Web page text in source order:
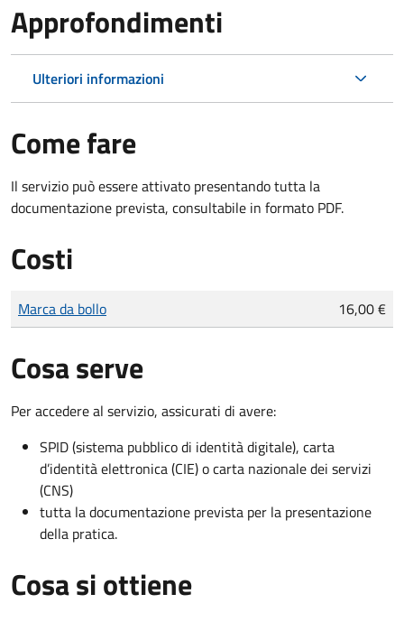
Approfondimenti
Ulteriori informazioni
Come fare
Il servizio può essere attivato presentando tutta la
documentazione prevista, consultabile in formato PDF.
Costi
Tipo di pagamento
Importo
Marca da bollo 16,00 €
Cosa serve
Per accedere al servizio, assicurati di avere:
SPID (sistema pubblico di identità digitale), carta
d’identità elettronica (CIE) o carta nazionale dei servizi
(CNS)
tutta la documentazione prevista per la presentazione
della pratica.
Cosa si ottiene